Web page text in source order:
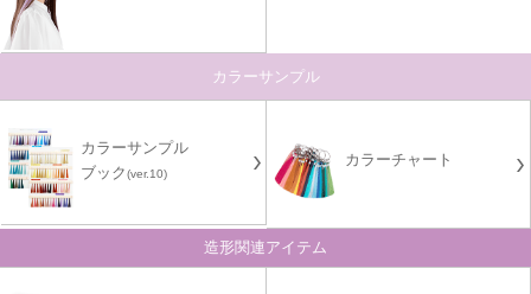
カラーサンプル
カラーサンプル
ブック(ver.10)
カラーチャート
造形関連アイテム